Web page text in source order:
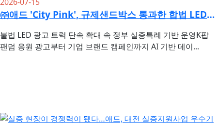
㈜애드 'City Pink', 규제샌드박스 통과한 합법 LED광고트럭..…
불법 LED 광고 트럭 단속 확대 속 정부 실증특례 기반 운영K팝
팬덤 응원 광고부터 기업 브랜드 캠페인까지 AI 기반 데이...